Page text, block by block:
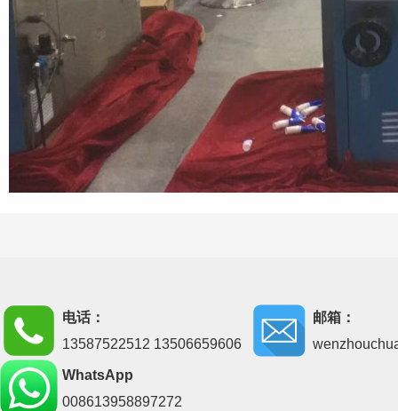
电话：
13587522512 13506659606
邮箱：
WhatsApp
008613958897272